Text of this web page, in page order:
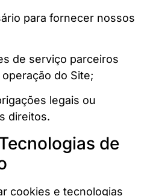
para fornecer nossos
de serviço parceiros
do Site;
legais ou
direitos.
de
cookies e tecnologias